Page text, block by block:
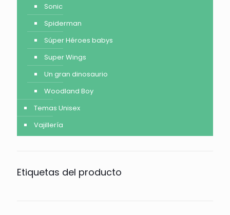
Sonic
Spiderman
Súper Héroes babys
Super Wings
Un gran dinosaurio
Woodland Boy
Temas Unisex
Vajillería
Etiquetas del producto